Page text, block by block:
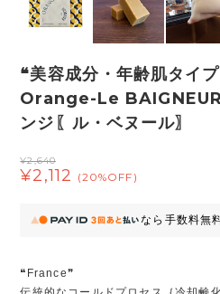
❝美容成分・年齢肌タイ
Orange-Le
ンジ〖ル・ベヌール〗
¥2,640
¥2,112 (20%OFF)
なら 手数料無
❝France❞